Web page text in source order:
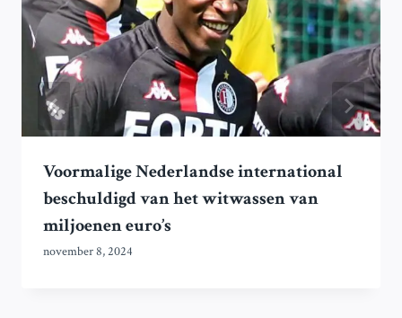
Voormalige Nederlandse international
beschuldigd van het witwassen van
miljoenen euro’s
november 8, 2024